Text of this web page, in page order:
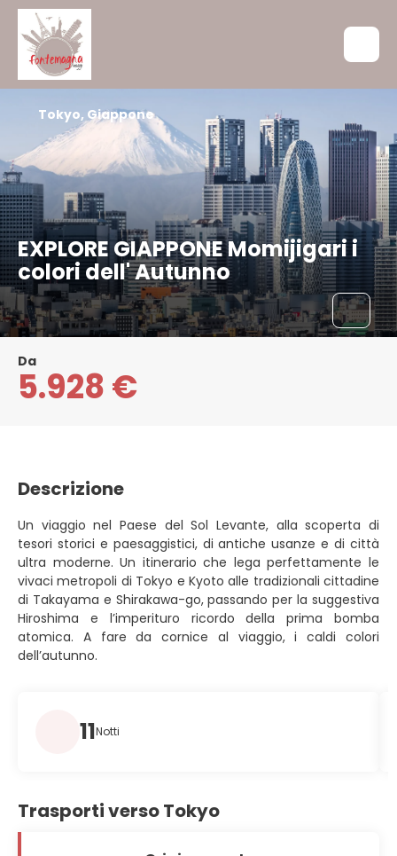
EXPLORE GIAPPONE Momijigari i
colori dell' Autunno
Tokyo, Giappone
Da
5.928 €
Descrizione
Un viaggio nel Paese del Sol Levante, alla scoperta di
tesori storici e paesaggistici, di antiche usanze e di città
ultra moderne. Un itinerario che lega perfettamente le
vivaci metropoli di Tokyo e Kyoto alle tradizionali cittadine
di Takayama e Shirakawa-go, passando per la suggestiva
Hiroshima e l’imperituro ricordo della prima bomba
atomica. A fare da cornice al viaggio, i caldi colori
dell’autunno.
11Notti
Trasporti verso Tokyo